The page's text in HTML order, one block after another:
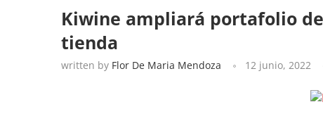
Kiwine ampliará portafolio
tienda
written by Flor De Maria Mendoza 12 junio, 2022